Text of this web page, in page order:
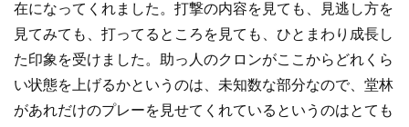
在になってくれました。打撃の内容を見ても、見逃し方を
見てみても、打ってるところを見ても、ひとまわり成長し
た印象を受けました。助っ人のクロンがここからどれくら
い状態を上げるかというのは、未知数な部分なので、堂林
があれだけのプレーを見せてくれているというのはとても